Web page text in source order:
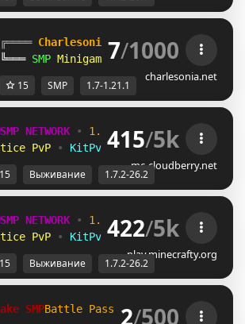
╔════ Charlesonia Network ════╗
╚═══ SMP Minigames War | 1.7-1.21.1
7/1000
charlesonia.net
15 SMP 1.7-1.21.1
NETWORK • 1.7.2 ➜ 26.2
PvP
• KitPvP • Lifesteal
415/5k
mc-cloudberry.net
Выживание 1.7.2-26.2
NETWORK • 1.7.2 ➜ 26.2
PvP
• KitPvP • Lifesteal
422/5k
play.minecrafty.org
Выживание 1.7.2-26.2
SMPBattle Pass! Supports 1.7 - 26.2
2/500